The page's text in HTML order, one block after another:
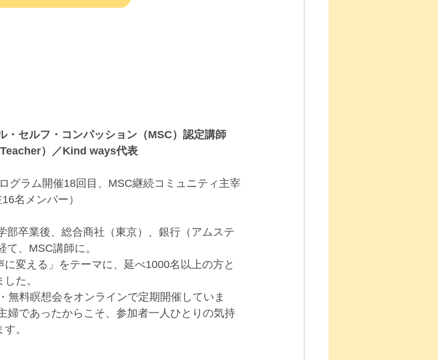
・セルフ・コンパッション（MSC）認定講師
Teacher）／Kind ways代表
グラム開催18回目、MSC継続コミュニティ主宰
名メンバー）
部卒業後、総合商社（東京）、銀行（アムステ
て、MSC講師に。
に変える」をテーマに、延べ1000名以上の方と
た。
無料瞑想会をオンラインで定期開催していま
婦であったからこそ、参加者一人ひとりの気持
。